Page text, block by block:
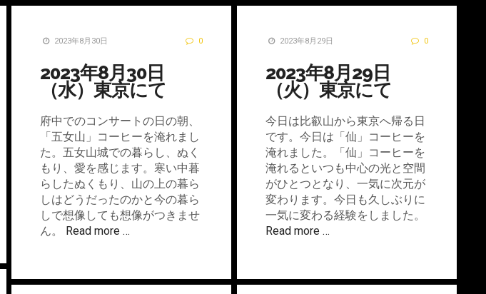
2023年8月30日 0
2023年8月30日
（水）東京にて
府中でのコンサートの日の朝、
「五女山」コーヒーを淹れまし
た。五女山城での暮らし、ぬく
もり、愛を感じます。寒い中暮
らしたぬくもり、山の上の暮ら
しはどうだったのかと今の暮ら
しで想像しても想像がつきませ
ん。
Read more …
2023年8月29日 0
2023年8月29日
（火）東京にて
今日は比叡山から東京へ帰る日
です。今日は「仙」コーヒーを
淹れました。「仙」コーヒーを
淹れるといつも中心の光と空間
がひとつとなり、一気に次元が
変わります。今日も久しぶりに
一気に変わる経験をしました。
Read more …